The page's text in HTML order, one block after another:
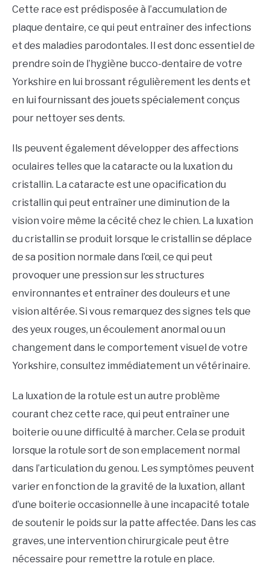
Cette race est prédisposée à l’accumulation de
plaque dentaire, ce qui peut entraîner des infections
et des maladies parodontales. Il est donc essentiel de
prendre soin de l’hygiène bucco-dentaire de votre
Yorkshire en lui brossant régulièrement les dents et
en lui fournissant des jouets spécialement conçus
pour nettoyer ses dents.
Ils peuvent également développer des affections
oculaires telles que la cataracte ou la luxation du
cristallin. La cataracte est une opacification du
cristallin qui peut entraîner une diminution de la
vision voire même la cécité chez le chien. La luxation
du cristallin se produit lorsque le cristallin se déplace
de sa position normale dans l’œil, ce qui peut
provoquer une pression sur les structures
environnantes et entraîner des douleurs et une
vision altérée. Si vous remarquez des signes tels que
des yeux rouges, un écoulement anormal ou un
changement dans le comportement visuel de votre
Yorkshire, consultez immédiatement un vétérinaire.
La luxation de la rotule est un autre problème
courant chez cette race, qui peut entraîner une
boiterie ou une difficulté à marcher. Cela se produit
lorsque la rotule sort de son emplacement normal
dans l’articulation du genou. Les symptômes peuvent
varier en fonction de la gravité de la luxation, allant
d’une boiterie occasionnelle à une incapacité totale
de soutenir le poids sur la patte affectée. Dans les cas
graves, une intervention chirurgicale peut être
nécessaire pour remettre la rotule en place.